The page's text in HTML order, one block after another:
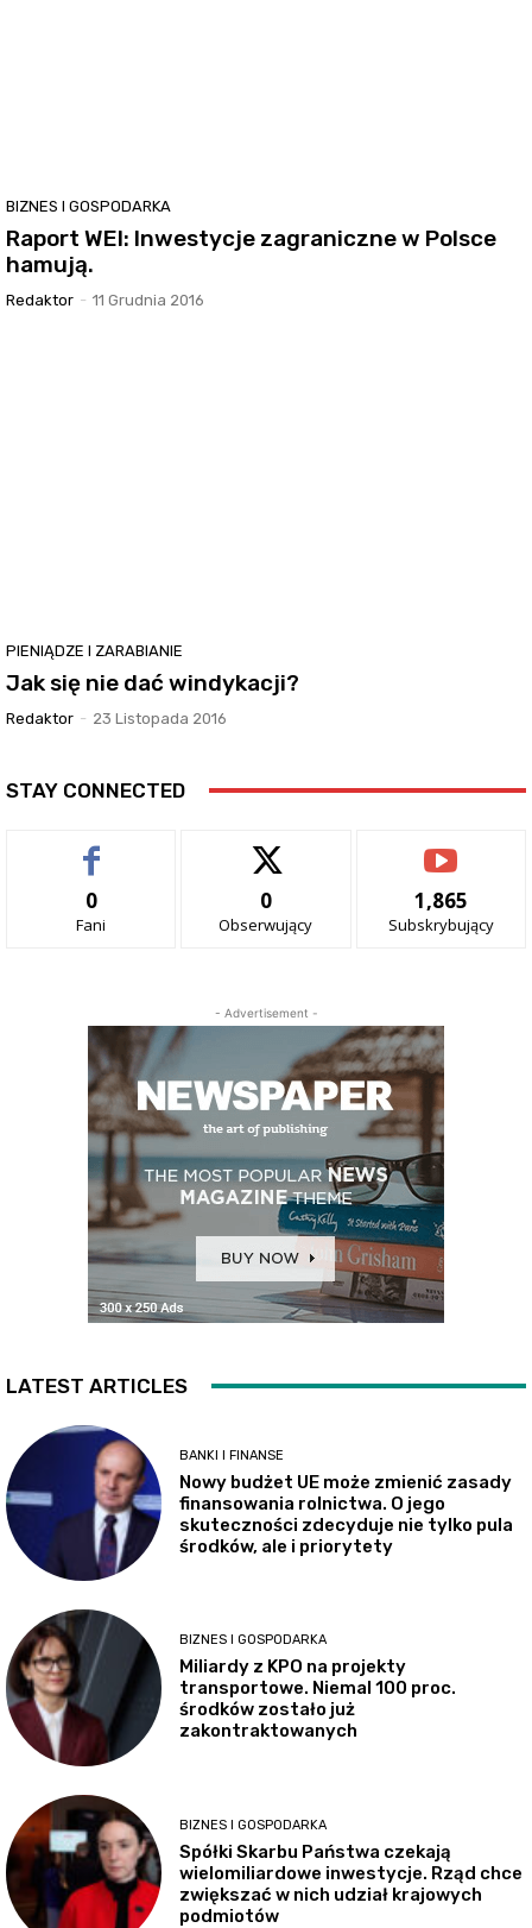
BIZNES I GOSPODARKA
Raport WEI: Inwestycje zagraniczne w Polsce
hamują.
Redaktor - 11 Grudnia 2016
PIENIĄDZE I ZARABIANIE
Jak się nie dać windykacji?
Redaktor - 23 Listopada 2016
STAY CONNECTED
0
Fani
0
Obserwujący
1,865
Subskrybujący
- Advertisement -
LATEST ARTICLES
BANKI I FINANSE
Nowy budżet UE może zmienić zasady
finansowania rolnictwa. O jego
skuteczności zdecyduje nie tylko pula
środków, ale i priorytety
BIZNES I GOSPODARKA
Miliardy z KPO na projekty
transportowe. Niemal 100 proc.
środków zostało już
zakontraktowanych
BIZNES I GOSPODARKA
Spółki Skarbu Państwa czekają
wielomiliardowe inwestycje. Rząd chce
zwiększać w nich udział krajowych
podmiotów